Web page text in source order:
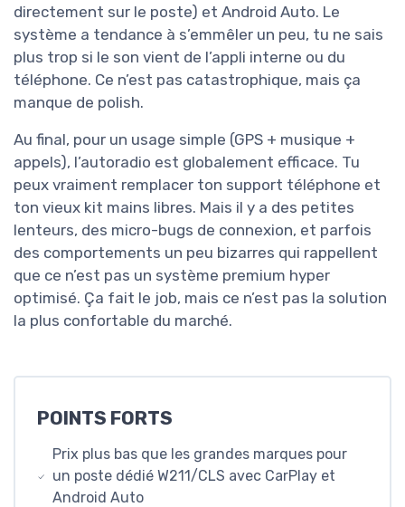
directement sur le poste) et Android Auto. Le
système a tendance à s’emmêler un peu, tu ne sais
plus trop si le son vient de l’appli interne ou du
téléphone. Ce n’est pas catastrophique, mais ça
manque de polish.
Au final, pour un usage simple (GPS + musique +
appels), l’autoradio est globalement efficace. Tu
peux vraiment remplacer ton support téléphone et
ton vieux kit mains libres. Mais il y a des petites
lenteurs, des micro-bugs de connexion, et parfois
des comportements un peu bizarres qui rappellent
que ce n’est pas un système premium hyper
optimisé. Ça fait le job, mais ce n’est pas la solution
la plus confortable du marché.
POINTS FORTS
Prix plus bas que les grandes marques pour
un poste dédié W211/CLS avec CarPlay et
Android Auto